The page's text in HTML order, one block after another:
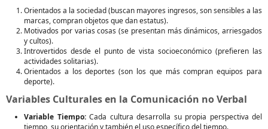
Orientados a la sociedad (buscan mayores ingresos, son sensibles a las
marcas, compran objetos que dan estatus).
Motivados por varias cosas (se presentan más dinámicos, arriesgados
y cultos).
Introvertidos desde el punto de vista socioeconómico (prefieren las
actividades solitarias).
Orientados a los deportes (son los que más compran equipos para
deporte).
Variables Culturales en la Comunicación no Verbal
Variable Tiempo:Cada cultura desarrolla su propia perspectiva del
tiempo, su orientación y también el uso específico del tiempo.